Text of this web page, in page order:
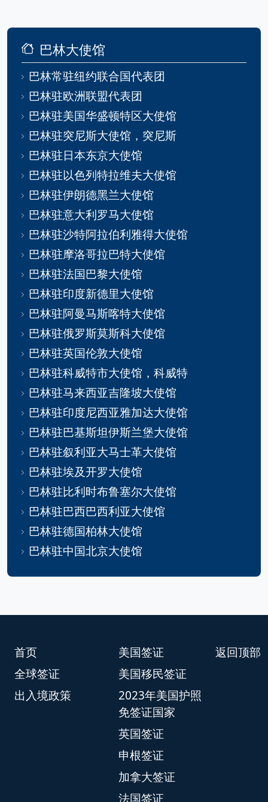
巴林大使馆
巴林常驻纽约联合国代表团
巴林驻欧洲联盟代表团
巴林驻美国华盛顿特区大使馆
巴林驻突尼斯大使馆，突尼斯
巴林驻日本东京大使馆
巴林驻以色列特拉维夫大使馆
巴林驻伊朗德黑兰大使馆
巴林驻意大利罗马大使馆
巴林驻沙特阿拉伯利雅得大使馆
巴林驻摩洛哥拉巴特大使馆
巴林驻法国巴黎大使馆
巴林驻印度新德里大使馆
巴林驻阿曼马斯喀特大使馆
巴林驻俄罗斯莫斯科大使馆
巴林驻英国伦敦大使馆
巴林驻科威特市大使馆，科威特
巴林驻马来西亚吉隆坡大使馆
巴林驻印度尼西亚雅加达大使馆
巴林驻巴基斯坦伊斯兰堡大使馆
巴林驻叙利亚大马士革大使馆
巴林驻埃及开罗大使馆
巴林驻比利时布鲁塞尔大使馆
巴林驻巴西巴西利亚大使馆
巴林驻德国柏林大使馆
巴林驻中国北京大使馆
返回顶部
首页
全球签证
出入境政策
美国签证
美国移民签证
2023年美国护照
免签证国家
英国签证
申根签证
加拿大签证
法国签证